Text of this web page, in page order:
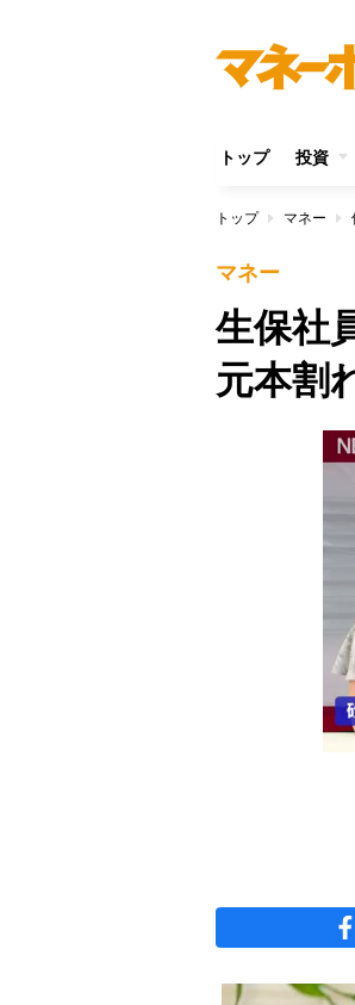
トップ 投資
トップ マネー
マネー
生保社
元本割